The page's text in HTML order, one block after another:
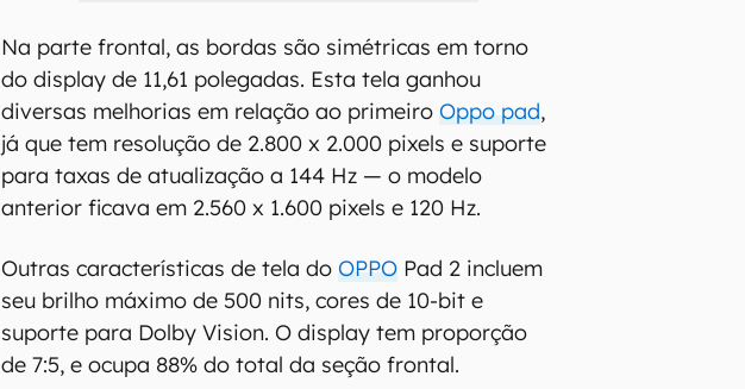
Na parte frontal, as bordas são simétricas em torno
do display de 11,61 polegadas. Esta tela ganhou
diversas melhorias em relação ao primeiroOppo pad,
já que tem resolução de 2.800 x 2.000 pixels e suporte
para taxas de atualização a 144 Hz — o modelo
anterior ficava em 2.560 x 1.600 pixels e 120 Hz.
Outras características de tela doOPPO Pad 2 incluem
seu brilho máximo de 500 nits, cores de 10-bit e
suporte para Dolby Vision. O display tem proporção
de 7:5, e ocupa 88% do total da seção frontal.